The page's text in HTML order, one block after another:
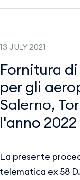
13 JULY 2021
Fornitura
per gli
Salerno,
l'anno 2022
La presente
telematica ex 58